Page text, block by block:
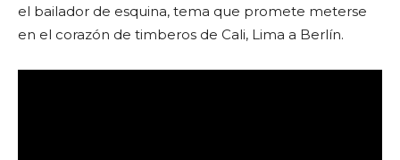
el bailador de esquina, tema que promete meterse
en el corazón de timberos de Cali, Lima a Berlín.